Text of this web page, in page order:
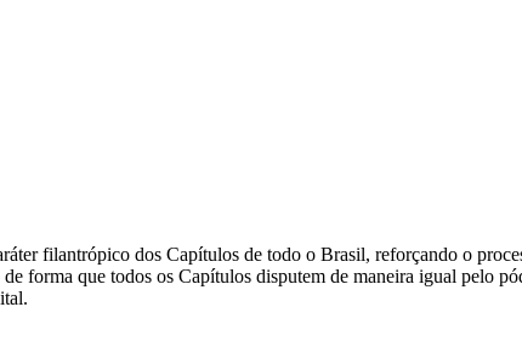
filantrópico dos Capítulos de todo o Brasil, reforçando o
forma que todos os Capítulos disputem de maneira igual pelo